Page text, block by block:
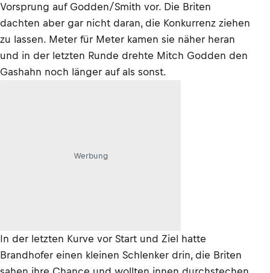
Vorsprung auf Godden/Smith vor. Die Briten
dachten aber gar nicht daran, die Konkurrenz ziehen
zu lassen. Meter für Meter kamen sie näher heran
und in der letzten Runde drehte Mitch Godden den
Gashahn noch länger auf als sonst.
Werbung
In der letzten Kurve vor Start und Ziel hatte
Brandhofer einen kleinen Schlenker drin, die Briten